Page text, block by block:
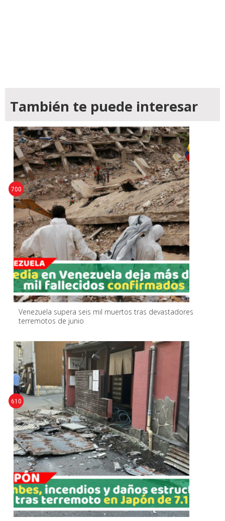
También te puede interesar
Venezuela supera seis mil muertos tras devastadores
terremotos de junio
700
610